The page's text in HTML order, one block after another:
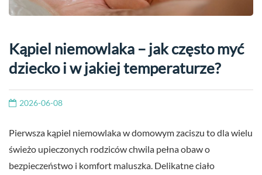
Kąpiel niemowlaka – jak często myć
dziecko i w jakiej temperaturze?
2026-06-08
Pierwsza kąpiel niemowlaka w domowym zaciszu to dla wielu
świeżo upieczonych rodziców chwila pełna obaw o
bezpieczeństwo i komfort maluszka. Delikatne ciało